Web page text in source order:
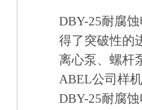
DBY-25耐腐
得了突破性的
离心泵、螺杆
ABEL公司样
DBY-25耐腐